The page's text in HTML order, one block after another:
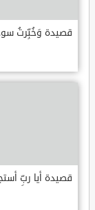
قصيدة وَخُبِّرتُ
قصيدة أيا ربِّ